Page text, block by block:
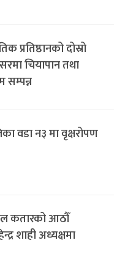
प्रतिष्ठानको दोस्रो
चियापान तथा
सम्पन्न
वडा न३ मा वृक्षरोपण
कतारको आठौँ
शाही अध्यक्षमा